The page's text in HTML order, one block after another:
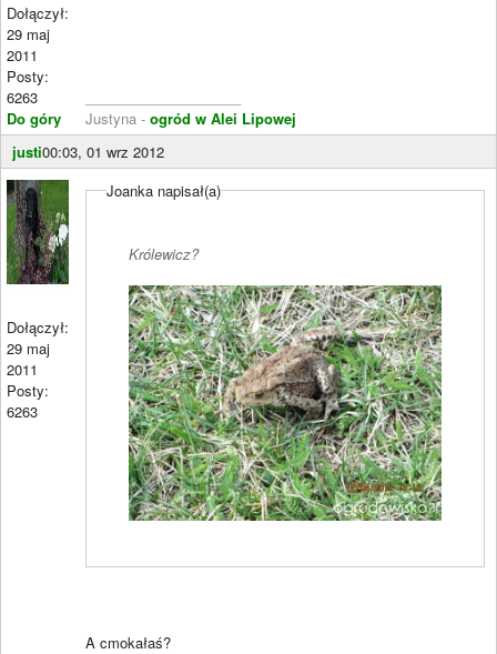
Dołączył:
29 maj
2011
Posty:
6263
Do góry
Justyna - ogród w Alei Lipowej
justi00:03, 01 wrz 2012
Dołączył:
29 maj
2011
Posty:
6263
Joanka napisał(a)
Królewicz?
A cmokałaś?